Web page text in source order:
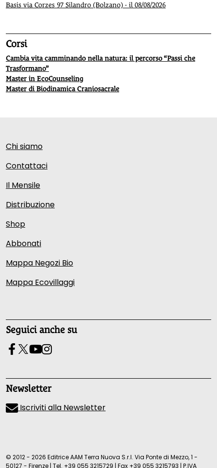
Basis via Corzes 97 Silandro (Bolzano) - il 08/08/2026
Corsi
Cambia vita camminando nella natura: il percorso “Passi che
Trasformano”
Master in EcoCounseling
Master di Biodinamica Craniosacrale
Chi siamo
Contattaci
Il Mensile
Distribuzione
Shop
Abbonati
Mappa Negozi Bio
Mappa Ecovillaggi
Seguici anche su
Newsletter
Iscriviti alla Newsletter
© 2012 - 2026 Editrice AAM Terra Nuova S.r.l. Via Ponte di Mezzo, 1 -
50127 - Firenze | Tel. +39 055 3215729 | Fax +39 055 3215793 | P.IVA